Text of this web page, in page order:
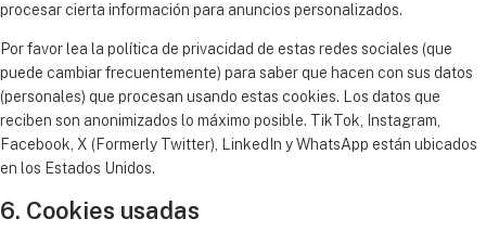
procesar cierta información para anuncios personalizados.
Por favor lea la política de privacidad de estas redes sociales (que
puede cambiar frecuentemente) para saber que hacen con sus datos
(personales) que procesan usando estas cookies. Los datos que
reciben son anonimizados lo máximo posible. TikTok, Instagram,
Facebook, X (Formerly Twitter), LinkedIn y WhatsApp están ubicados
en los Estados Unidos.
6. Cookies usadas